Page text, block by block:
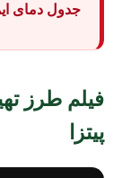
جدول دمای
فیلم طرز
پیتزا